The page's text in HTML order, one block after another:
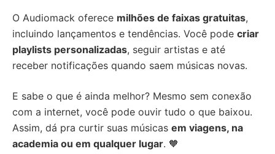
O Audiomack oferece milhões de faixas gratuitas,
incluindo lançamentos e tendências. Você pode criar
playlists personalizadas, seguir artistas e até
receber notificações quando saem músicas novas.
E sabe o que é ainda melhor? Mesmo sem conexão
com a internet, você pode ouvir tudo o que baixou.
Assim, dá pra curtir suas músicas em viagens, na
academia ou em qualquer lugar. 🧡